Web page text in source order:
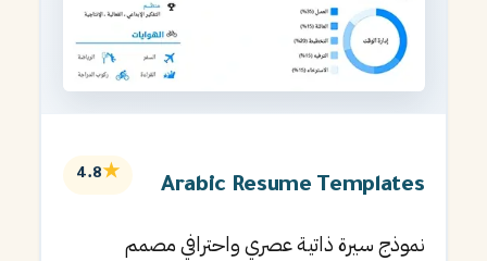
Arabic Resume Templates
★
4.8
نموذج سيرة ذاتية عصري واحترافي مصمم